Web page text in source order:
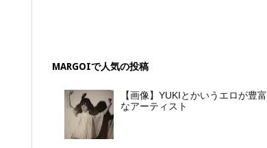
MARGOIで人気の投稿
【画像】YUKIとかいうエロが豊富
なアーティスト